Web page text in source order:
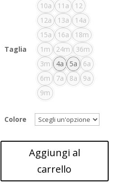
Taglia
10a 11a
12
12a
13a
14a
15a
16a
18m
1m
24m
36m
3m
4a 5a
6a
6m
7a 8a
9a
9m
Colore
Aggiungi al
carrello